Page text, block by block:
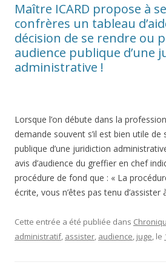
Maître ICARD propose à
confrères un tableau
décision de se rendre ou
audience publique d’une
administrative !
Lorsque l’on débute dans la
demande souvent s’il est bien utile de
publique d’une juridiction
avis d’audience du greffier en chef
procédure de fond que : « La
écrite, vous n’êtes pas tenu d’assister
Cette entrée a été publiée dans
administratif, assister, audience, juge, le